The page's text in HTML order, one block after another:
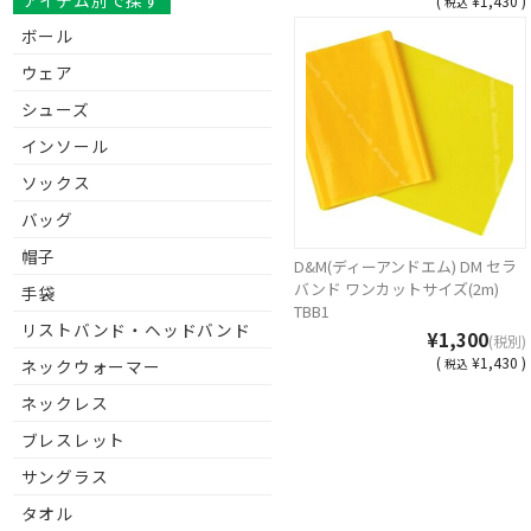
D&M(ディーアンドエム) DM セラ
バンド ワンカットサイズ(2m)
TBB1
¥1,300(税別)
( 税込 ¥1,430 )
ボール
ウェア
シューズ
インソール
ソックス
バッグ
帽子
手袋
リストバンド・ヘッドバンド
ネックウォーマー
ネックレス
ブレスレット
サングラス
タオル